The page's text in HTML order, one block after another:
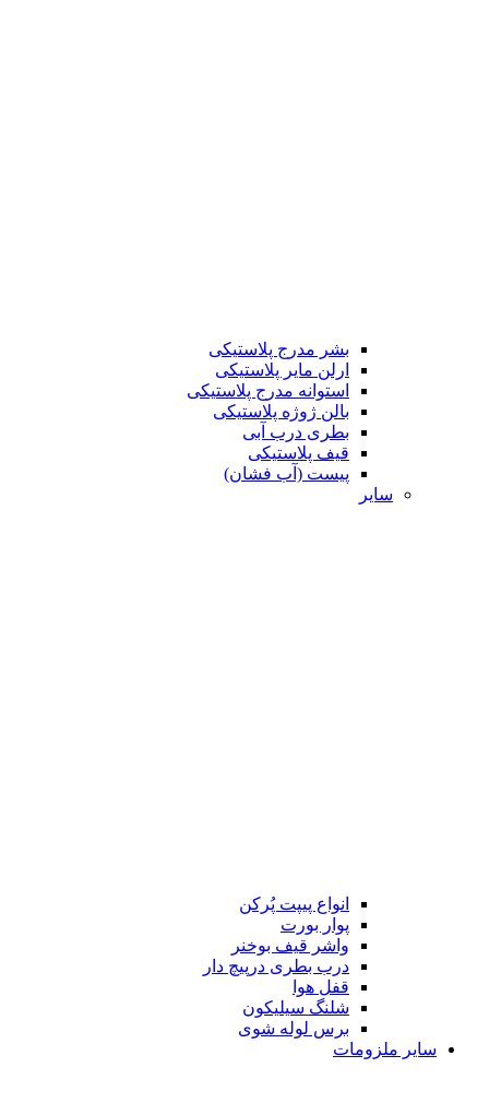
بشر مدرج پلاستیکی
ارلن مایر پلاستیکی
استوانه مدرج پلاستیکی
بالن ژوژه پلاستیکی
بطری درب آبی
قیف پلاستیکی
پیست (آب فشان)
سایر
انواع پیپت پُرکن
پوار بورت
واشر قیف بوخنر
درب بطری درپیچ دار
قفل هوا
شلنگ سیلیکون
برس لوله شوی
سایر ملزومات